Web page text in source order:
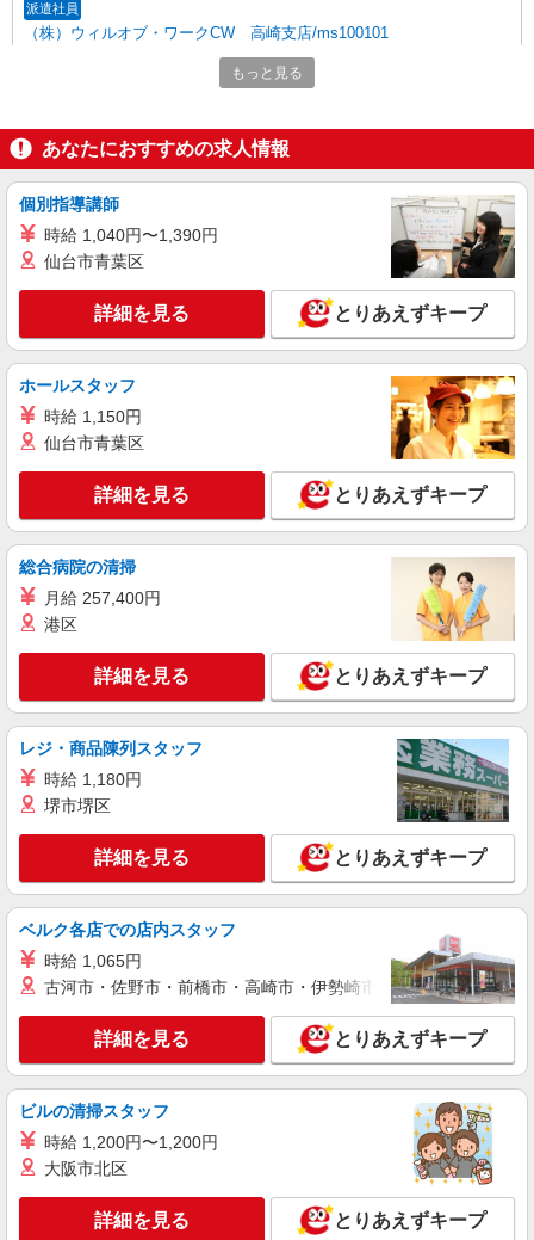
派遣社員
（株）ウィルオブ・ワークCW 高崎支店/ms100101
病院内の補助staff
時給1300円 ◆前払い・日払い・週払いOK
詳細を見る
派遣社員
株式会社トラストグロース 新宿本社 第3営業部
特別養護老人ホームでの看護師
時給：准看護師1600円〜1700円 看護
師1700円〜1800円 ※資格や経験などによる
群馬県桐生市
キープ 詳細を見る
アルバイト パート 派遣社員
日研トータルソーシング株式会社 メディカルケア事業部/高崎オフィ
ス【看護助手】
看護助手（ナースエイド）
時給1,200円 ★週払いOK（規定あり） ※給与
幅は経験・能力による
キープ 詳細を見る
アルバイト パート 派遣社員
日研トータルソーシング株式会社 メディカルケア事業部/高崎オフィ
ス【看護助手】
時給1,200円 ★週払いOK（規定あり） ※給与
幅は経験・能力による
群馬県桐生市 【最寄駅】東新川駅
キープ
アルバイト パート 派遣社員
日研トータルソーシング株式会社 メディカルケア事業部/高崎オフィ
ス【看護助手】
看護助手（ナースエイド）
時給1,200円 ★週払いOK（規定あり） ※給与
幅は経験・能力による
群馬県桐生市 【最寄駅】天王宿駅
キープ 詳細を見る
もっと見る
あなたにおすすめの求人情報
個別指導講師
時給 1,040円〜1,390円
仙台市青葉区
詳細を見る とりあえずキープ
ホールスタッフ
時給 1,150円
仙台市青葉区
詳細を見る とりあえずキープ
総合病院の清掃
月給 257,400円
港区
詳細を見る とりあえずキープ
レジ・商品陳列スタッフ
時給 1,180円
堺市堺区
詳細を見る とりあえずキープ
ベルク各店での店内スタッフ
時給 1,065円
古河市・佐野市・前橋市・高崎市・伊勢崎市・太田市・館林市
詳細を見る とりあえずキープ
ビルの清掃スタッフ
時給 1,200円〜1,200円
大阪市北区
詳細を見る とりあえずキープ